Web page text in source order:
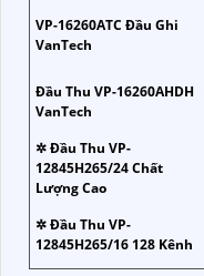
VP-16260ATC Đầu Ghi
VanTech
Đầu Thu VP-16260AHDH
VanTech
✲ Đầu Thu VP-
12845H265/24 Chất
Lượng Cao
✲ Đầu Thu VP-
12845H265/16 128 Kênh